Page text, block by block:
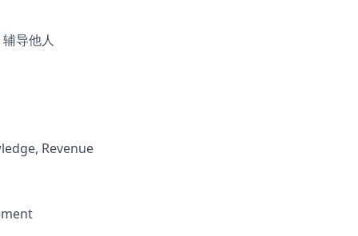
导他人
Revenue